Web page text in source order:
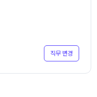
직무 변경